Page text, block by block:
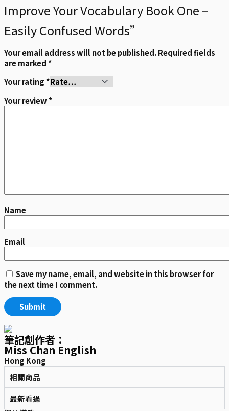
Improve Your Vocabulary Book One –
Easily Confused Words”
Your email address will not be published.Required fields
are marked*
Your rating*
Your review*
Name
Email
Save my name, email, and website in this browser for
the next time I comment.
筆記創作者：
Miss Chan English
Hong Kong
相關商品
最新看過